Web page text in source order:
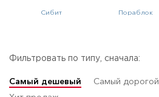
Сибит Пораблок
Фильтровать по типу, сначала:
Самый дешевый Самый дорогой